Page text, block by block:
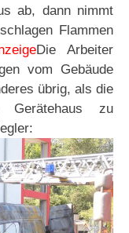
ab, dann nimmt
Flammen
Die Arbeiter
vom Gebäude
übrig, als die
Gerätehaus zu